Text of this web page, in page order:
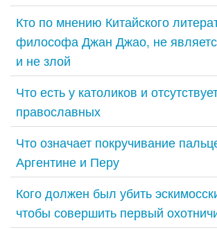
Кто по мнению Китайского
философа Джан Джао, не
и не злой
Что есть у католиков и
православных
Что означает покручивание
Аргентине и Перу
Кого должен был убить
чтобы совершить первый